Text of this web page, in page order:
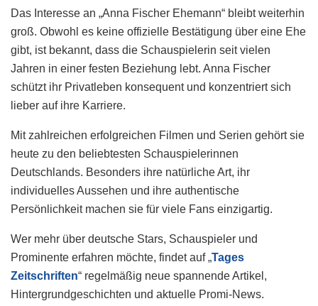
Das Interesse an „Anna Fischer Ehemann“ bleibt weiterhin
groß. Obwohl es keine offizielle Bestätigung über eine Ehe
gibt, ist bekannt, dass die Schauspielerin seit vielen
Jahren in einer festen Beziehung lebt. Anna Fischer
schützt ihr Privatleben konsequent und konzentriert sich
lieber auf ihre Karriere.
Mit zahlreichen erfolgreichen Filmen und Serien gehört sie
heute zu den beliebtesten Schauspielerinnen
Deutschlands. Besonders ihre natürliche Art, ihr
individuelles Aussehen und ihre authentische
Persönlichkeit machen sie für viele Fans einzigartig.
Wer mehr über deutsche Stars, Schauspieler und
Prominente erfahren möchte, findet auf „Tages
Zeitschriften“ regelmäßig neue spannende Artikel,
Hintergrundgeschichten und aktuelle Promi-News.